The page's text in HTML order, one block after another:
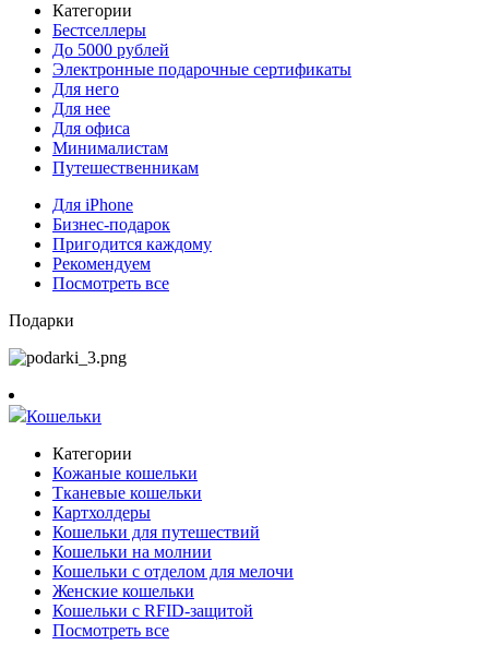
Категории
Бестселлеры
До 5000 рублей
Электронные подарочные сертификаты
Для него
Для нее
Для офиса
Минималистам
Путешественникам
Для iPhone
Бизнес-подарок
Пригодится каждому
Рекомендуем
Посмотреть все
Подарки
Кошельки
Категории
Кожаные кошельки
Тканевые кошельки
Картхолдеры
Кошельки для путешествий
Кошельки на молнии
Кошельки с отделом для мелочи
Женские кошельки
Кошельки с RFID-защитой
Посмотреть все